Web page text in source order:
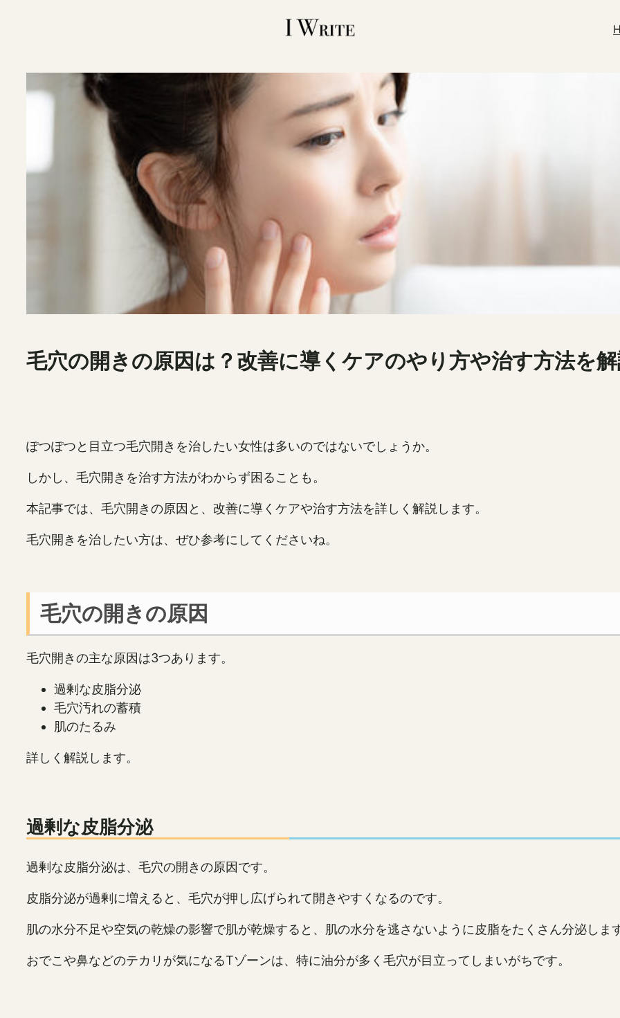
毛穴の開きの原因は？改善に導くケアのやり方や治す方法を
ぽつぽつと目立つ毛穴開きを治したい女性は多いのではないでしょうか。
しかし、毛穴開きを治す方法がわからず困ることも。
本記事では、毛穴開きの原因と、改善に導くケアや治す方法を詳しく解説します。
毛穴開きを治したい方は、ぜひ参考にしてくださいね。
毛穴の開きの原因
毛穴開きの主な原因は3つあります。
過剰な皮脂分泌
毛穴汚れの蓄積
肌のたるみ
詳しく解説します。
過剰な皮脂分泌
過剰な皮脂分泌は、毛穴の開きの原因です。
皮脂分泌が過剰に増えると、毛穴が押し広げられて開きやすくなるのです。
肌の水分不足や空気の乾燥の影響で肌が乾燥すると、肌の水分を逃さないように皮脂をたくさん分泌しま
おでこや鼻などのテカリが気になるTゾーンは、特に油分が多く毛穴が目立ってしまいがちです。